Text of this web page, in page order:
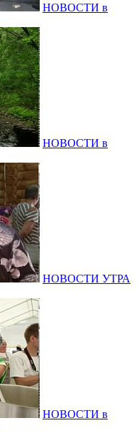
НОВОСТИ в
НОВОСТИ в
НОВОСТИ УТРА
НОВОСТИ в